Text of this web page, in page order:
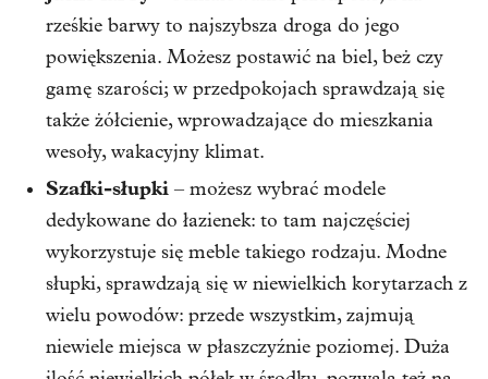
rześkie barwy to najszybsza droga do jego
powiększenia. Możesz postawić na biel, beż czy
gamę szarości; w przedpokojach sprawdzają się
także żółcienie, wprowadzające do mieszkania
wesoły, wakacyjny klimat.
Szafki-słupki – możesz wybrać modele
dedykowane do łazienek: to tam najczęściej
wykorzystuje się meble takiego rodzaju. Modne
słupki, sprawdzają się w niewielkich korytarzach z
wielu powodów: przede wszystkim, zajmują
niewiele miejsca w płaszczyźnie poziomej. Duża